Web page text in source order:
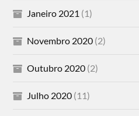
Janeiro 2021 (1)
Novembro 2020 (2)
Outubro 2020 (2)
Julho 2020 (11)